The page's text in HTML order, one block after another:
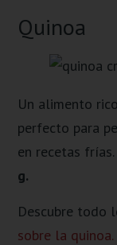
Quinoa
Un alimento
perfecto para
en recetas frías.
g.
Descubre todo
sobre la quinoa.